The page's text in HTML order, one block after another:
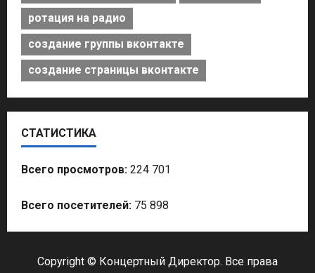
ротация на радио
создание группы вконтакте
создание страницы вконтакте
СТАТИСТИКА
Всего просмотров: 224 701
Всего посетителей: 75 898
Copyright © Концертный Директор. Все права